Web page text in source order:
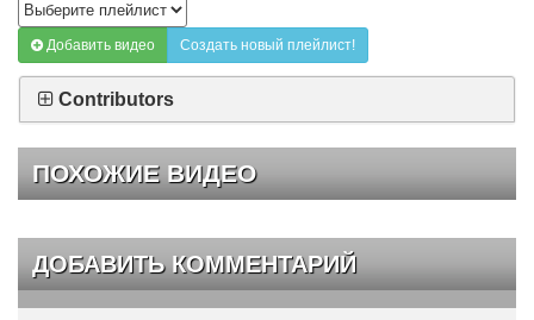
Добавить видео Создать новый плейлист!
Contributors
ПОХОЖИЕ ВИДЕО
ДОБАВИТЬ КОММЕНТАРИЙ